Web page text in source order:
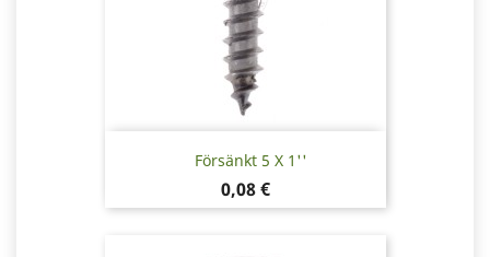
Försänkt 5 X 1''
Pris
0,08 €